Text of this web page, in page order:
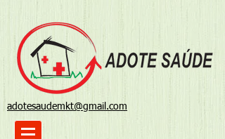
adotesaudemkt@gmail.com